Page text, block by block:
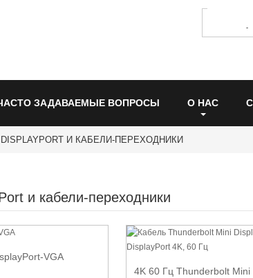
ЗАДАВАЕМЫЕ ВОПРОСЫ О НАС
И КАБЕЛИ-ПЕРЕХОДНИКИ
и кабели-переходники
VGA
4K 60 Гц Thunderbolt Mini